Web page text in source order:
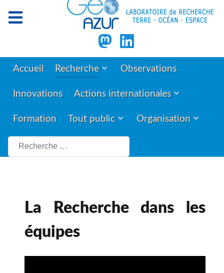
Accueil Recherche Observations
Innovations Actions internationales
Formation Tout public Organisation
Rechercher
La Recherche dans les
équipes